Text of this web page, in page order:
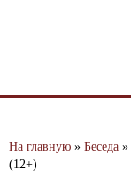
На главную » Беседа »
(12+)